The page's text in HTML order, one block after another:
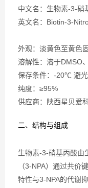
中文名：生物素-3-硝
英文名：Biotin-3-
外观：淡黄色至黄色
溶解性：溶于DMSO
保存条件：-20℃ 避
纯度：≥95%
供应商：陕西星贝爱
二、结构与组成
生物素-3-硝基丙酸由
（3-NPA）通过共价
特性与3-NPA的代谢抑